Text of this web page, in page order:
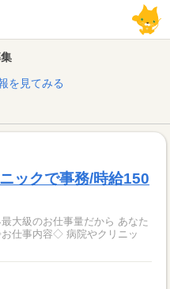
を見てみる
ックで事務/時給150
大級のお仕事量だから あなた